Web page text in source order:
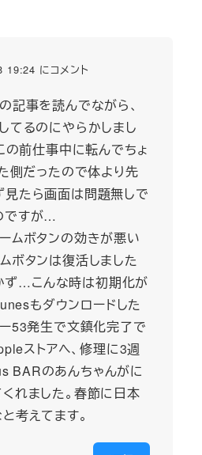
にコメント
記事を読んでながら、
てるのにやらかしまし
前仕事中に転んでちょ
側だったので体より先
たら画面は問題無しで
ですが…
ムボタンの効きが悪い
ボタンは復活しました
ず…こんな時は初期化が
もダウンロードした
53発生で文鎮化完了で
ストアへ、修理に3週
BARのあんちゃんがに
れました。春節に日本
考えてます。